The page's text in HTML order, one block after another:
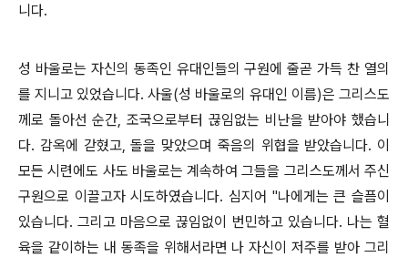
니다.
성 바울로는 자신의 동족인 유대인들의 구원에 줄곧 가득 찬 열의
를 지니고 있었습니다. 사울(성 바울로의 유대인 이름)은 그리스도
께로 돌아선 순간, 조국으로부터 끊임없는 비난을 받아야 했습니
다. 감옥에 갇혔고, 돌을 맞았으며 죽음의 위협을 받았습니다. 이
모든 시련에도 사도 바울로는 계속하여 그들을 그리스도께서 주신
구원으로 이끌고자 시도하였습니다. 심지어 "나에게는 큰 슬픔이
있습니다. 그리고 마음으로 끊임없이 번민하고 있습니다. 나는 혈
육을 같이하는 내 동족을 위해서라면 나 자신이 저주를 받아 그리